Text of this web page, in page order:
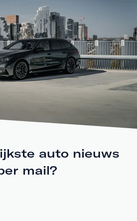
auto nieuws
mail?